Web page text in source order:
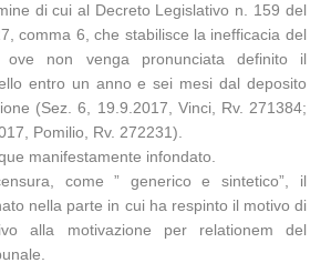
di cui al Decreto Legislativo n. 159 del
comma 6, che stabilisce la inefficacia del
ove non venga pronunciata definito il
entro un anno e sei mesi dal deposito
(Sez. 6, 19.9.2017, Vinci, Rv. 271384;
Pomilio, Rv. 272231).
manifestamente infondato.
come ” generico e sintetico”, il
nella parte in cui ha respinto il motivo di
alla motivazione per relationem del